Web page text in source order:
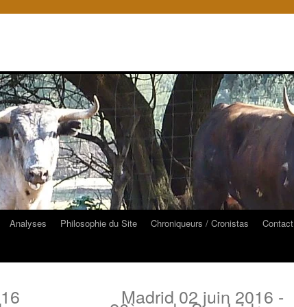
Analyses Philosophie du Site Chroniqueurs / Cronistas Contact
Madrid 02 juin 2016 -